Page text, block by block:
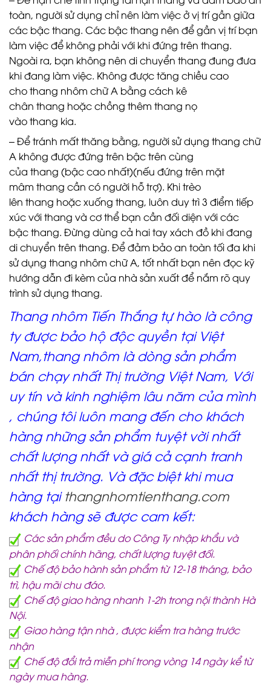
toàn, người sử dụng chỉ nên làm việc ở vị trí gần giữa
các bậc thang. Các bậc thang nên để gần vị trí bạn
làm việc để không phải với khi đứng trên thang.
Ngoài ra, bạn không nên di chuyển thang đung đưa
khi đang làm việc. Không được tăng chiều cao
cho thang nhôm chữ A bằng cách kê
chân thang hoặc chồng thêm thang nọ
vào thang kia.
– Để tránh mất thăng bằng, người sử dụng thang chữ
A không được đứng trên bậc trên cùng
của thang (bậc cao nhất)(nếu đứng trên mặt
mâm thang cần có người hỗ trợ). Khi trèo
lên thang hoặc xuống thang, luôn duy trì 3 điểm tiếp
xúc với thang và cơ thể bạn cần đối diện với các
bậc thang. Đừng dùng cả hai tay xách đồ khi đang
di chuyển trên thang. Để đảm bảo an toàn tối đa khi
sử dụng thang nhôm chữ A, tốt nhất bạn nên đọc kỹ
hướng dẫn đi kèm của nhà sản xuất để nắm rõ quy
trình sử dụng thang.
Thang nhôm Tiến Thắng tự hào là công
ty được bảo hộ độc quyền tại Việt
Nam,thang nhôm là dòng sản phẩm
bán chạy nhất Thị trường Việt Nam, Với
uy tín và kinh nghiệm lâu năm của mình
, chúng tôi luôn mang đến cho khách
hàng những sản phẩm tuyệt vời nhất
chất lượng nhất và giá cả cạnh tranh
nhất thị trường. Và đặc biệt khi mua
hàng tại thangnhomtienthang.com
khách hàng sẽ được cam kết:
Các sản phẩm đều do Công Ty nhập khẩu và
phân phối chính hãng, chất lượng tuyệt đối.
Chế độ bảo hành sản phẩm từ 12-18 tháng, bảo
trì, hậu mãi chu đáo.
Chế độ giao hàng nhanh 1-2h trong nội thành Hà
Nội.
Giao hàng tận nhà , được kiểm tra hàng trước
nhận
Chế độ đổi trả miễn phí trong vòng 14 ngày kể từ
ngày mua hàng.